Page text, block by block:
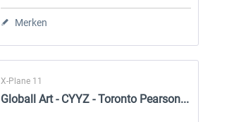
Merken
X-Plane 11
Globall Art - CYYZ - Toronto Pearson...